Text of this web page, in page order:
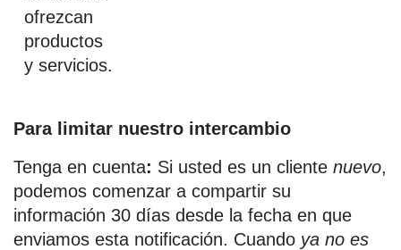
ofrezcan
productos
y servicios.
Para limitar nuestro intercambio
Tenga en cuenta: Si usted es un cliente nuevo,
podemos comenzar a compartir su
información 30 días desde la fecha en que
enviamos esta notificación. Cuando ya no es